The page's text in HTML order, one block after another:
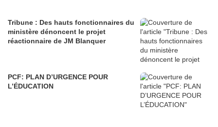
Tribune : Des hauts fonctionnaires du
ministère dénoncent le projet
réactionnaire de JM Blanquer
PCF: PLAN D’URGENCE POUR
L’ÉDUCATION